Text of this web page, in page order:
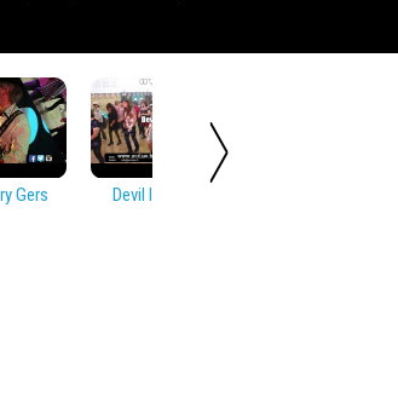
Gers Devil In Disguise